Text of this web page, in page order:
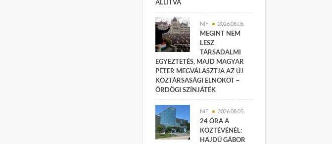
ÁLLÍTVA
NIF 2026.08.05.
MEGINT NEM
LESZ
TÁRSADALMI
EGYEZTETÉS, MAJD MAGYAR
PÉTER MEGVÁLASZTJA AZ ÚJ
KÖZTÁRSASÁGI ELNÖKÖT –
ÖRDÖGI SZÍNJÁTÉK
NIF 2026.08.05.
24 ÓRA A
KÖZTÉVÉNÉL:
HAJDÚ GÁBOR